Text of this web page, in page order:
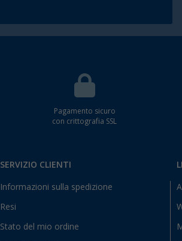
Pagamento sicuro
con crittografia SSL
SERVIZIO CLIENTI
Informazioni sulla spedizione
Resi
Stato del mio ordine